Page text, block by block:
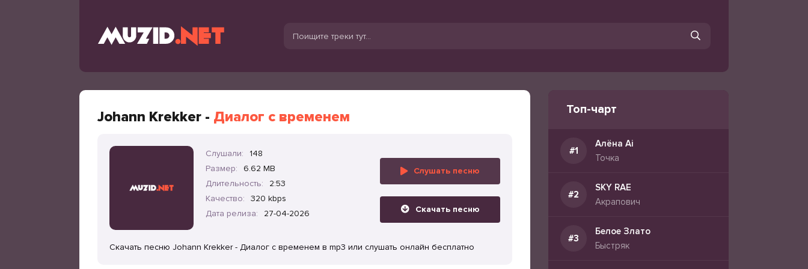
Johann Krekker - Диалог с временем
Слушали:
148
Размер:
6.62 MB
Длительность:
2:53
Качество:
320 kbps
Дата релиза:
27-04-2026
Слушать песню
Скачать песню
Скачать песню Johann Krekker - Диалог с временем в mp3 или слушать онлайн бесплатно
Топ-чарт
Алёна Ai
Точка
SKY RAE
Акрапович
Белое Злато
Быстряк